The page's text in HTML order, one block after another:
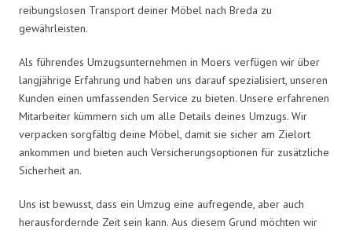
reibungslosen Transport deiner Möbel nach Breda zu
gewährleisten.
Als führendes Umzugsunternehmen in Moers verfügen wir über
langjährige Erfahrung und haben uns darauf spezialisiert, unseren
Kunden einen umfassenden Service zu bieten. Unsere erfahrenen
Mitarbeiter kümmern sich um alle Details deines Umzugs. Wir
verpacken sorgfältig deine Möbel, damit sie sicher am Zielort
ankommen und bieten auch Versicherungsoptionen für zusätzliche
Sicherheit an.
Uns ist bewusst, dass ein Umzug eine aufregende, aber auch
herausfordernde Zeit sein kann. Aus diesem Grund möchten wir